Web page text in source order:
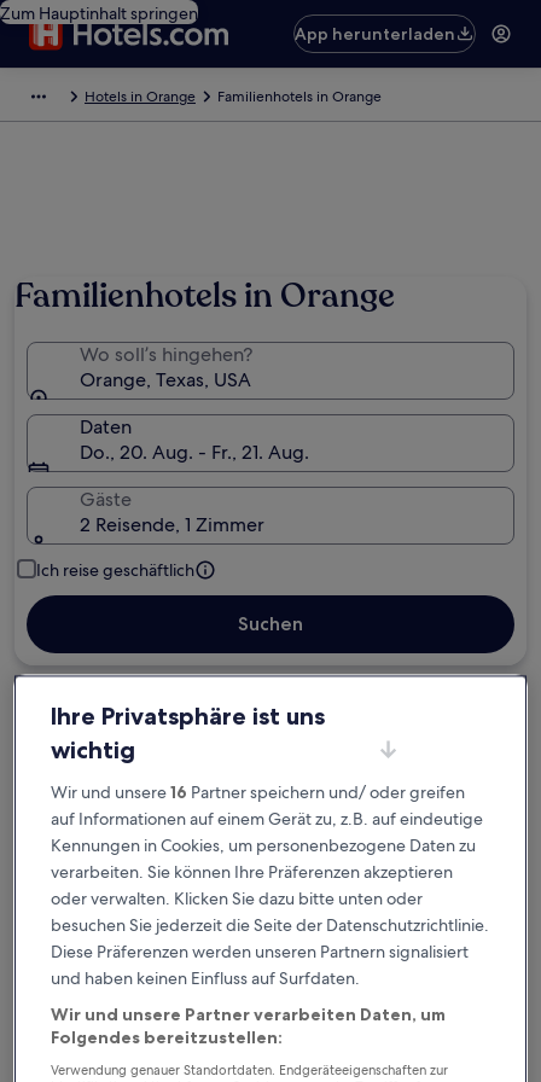
Zum Hauptinhalt springen
App herunterladen
Hotels in Orange Familienhotels in Orange
Familienhotels in Orange
Wo soll’s hingehen?
Orange, Texas, USA
Daten
Do., 20. Aug. - Fr., 21. Aug.
Gäste
2 Reisende, 1 Zimmer
Ich reise geschäftlich
Suchen
Kostenlose Stornierung bei
Planänderungen
Verdiene Prämien für jede
wahrgenommene Übernachtung
Mehr sparen mit Preisen für Mitglieder
Heute
6. Aug. - 7. Aug.
7. Aug. - 8. Aug.
Ihre Privatsphäre ist uns
wichtig
Wir und unsere16 Partner speichern und/ oder greifen
auf Informationen auf einem Gerät zu, z.B. auf eindeutige
Kennungen in Cookies, um personenbezogene Daten zu
verarbeiten. Sie können Ihre Präferenzen akzeptieren
oder verwalten. Klicken Sie dazu bitte unten oder
besuchen Sie jederzeit die Seite der Datenschutzrichtlinie.
Diese Präferenzen werden unseren Partnern signalisiert
und haben keinen Einfluss auf Surfdaten.
Wir und unsere Partner verarbeiten Daten, um
Folgendes bereitzustellen:
Verwendung genauer Standortdaten. Endgeräteeigenschaften zur